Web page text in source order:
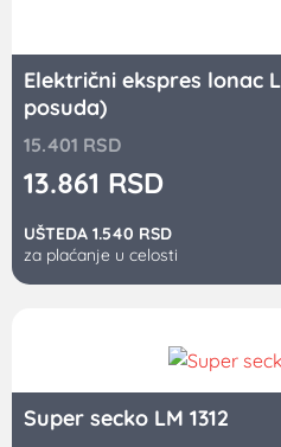
Električni ekspres lonac
posuda)
15.401 RSD
13.861 RSD
UŠTEDA 1.540 RSD
za plaćanje u celosti
Super secko LM 1312